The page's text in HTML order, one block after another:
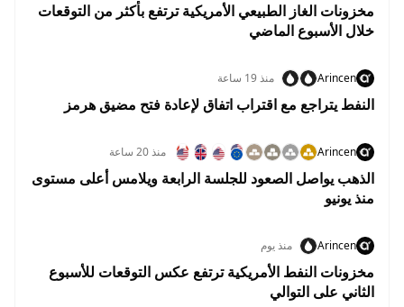
مخزونات الغاز الطبيعي الأمريكية ترتفع بأكثر من التوقعات
خلال الأسبوع الماضي
Arincen منذ 19 ساعة
النفط يتراجع مع اقتراب اتفاق لإعادة فتح مضيق هرمز
Arincen منذ 20 ساعة
الذهب يواصل الصعود للجلسة الرابعة ويلامس أعلى مستوى
منذ يونيو
Arincen منذ يوم
مخزونات النفط الأمريكية ترتفع عكس التوقعات للأسبوع
الثاني على التوالي